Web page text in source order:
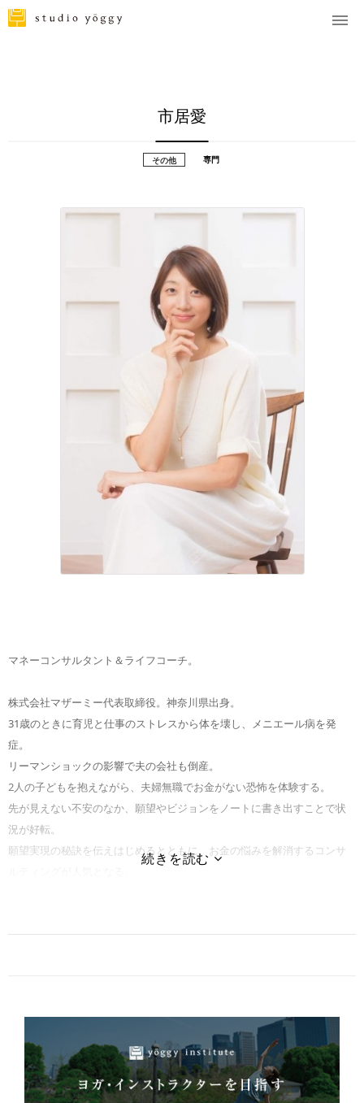
市居愛
その他 専門
マネーコンサルタント＆ライフコーチ。
株式会社マザーミー代表取締役。神奈川県出身。
31歳のときに育児と仕事のストレスから体を壊し、メニエール病を発
症。
リーマンショックの影響で夫の会社も倒産。
2人の子どもを抱えながら、夫婦無職でお金がない恐怖を体験する。
先が見えない不安のなか、願望やビジョンをノートに書き出すことで状
況が好転。
願望実現の秘訣を伝えはじめるとともに、お金の悩みを解消するコンサ
お金に悩みを持つ7000人以上の女性たちをサポートしてきた実績を持
根強い人気を呼んでいる。
●著書
ベストセラー『お金を整える』(サンマーク出版)